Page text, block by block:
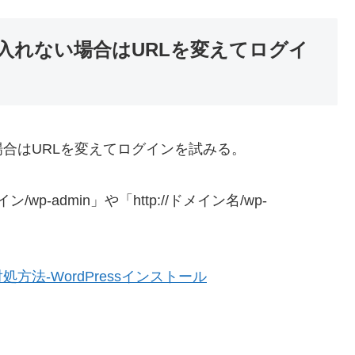
れない場合はURLを変えてログイ
URLを変えてログインを試みる。
/wp-admin」や「http://ドメイン名/wp-
方法-WordPressインストール